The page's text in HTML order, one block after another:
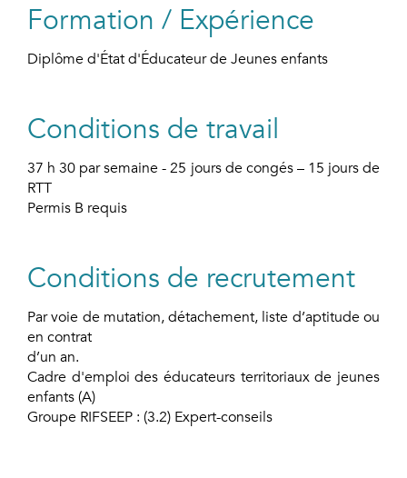
Formation / Expérience
Diplôme d'État d'Éducateur de Jeunes enfants
Conditions de travail
37 h 30 par semaine - 25 jours de congés – 15 jours de
RTT
Permis B requis
Conditions de recrutement
Par voie de mutation, détachement, liste d’aptitude ou
en contrat
d’un an.
Cadre d'emploi des éducateurs territoriaux de jeunes
enfants (A)
Groupe RIFSEEP : (3.2) Expert-conseils